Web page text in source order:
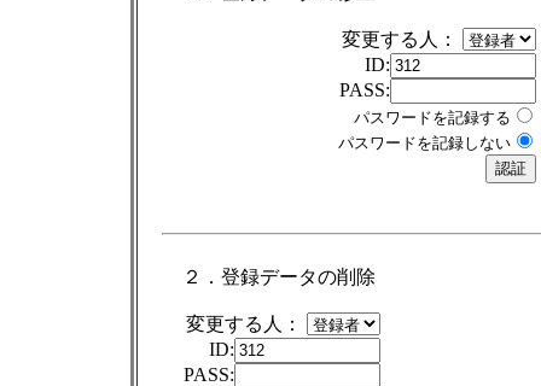
変更する人：
ID:
PASS:
パスワードを記録する
パスワードを記録しない
２．登録データの削除
変更する人：
ID:
PASS: